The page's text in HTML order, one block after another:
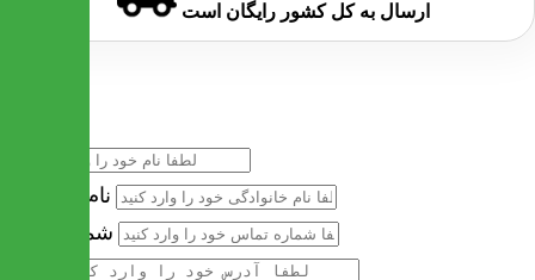
ارسال به کل کشور رایگان است
نام خانوادگی
شماره تماس